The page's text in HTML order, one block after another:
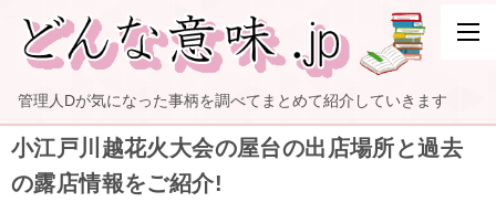
管理人Dが気になった事柄を調べてまとめて紹介していきます
小江戸川越花火大会の屋台の出店場所と過去
の露店情報をご紹介!